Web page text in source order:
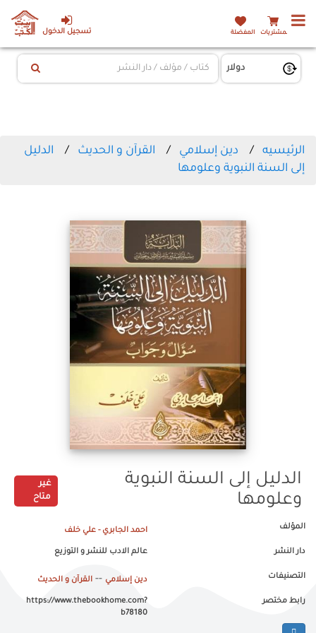
تسجيل الدخول المشتريات المفضلة
الرئيسيه دين إسلامي القرآن و الحديث
الدليل
إلى السنة النبوية وعلومها
الدليل إلى السنة النبوية
وعلومها
غير
متاح
المؤلف احمد الجابري - علي خلف
دار النشر عالم الادب للنشر و التوزيع
التصنيفات دين إسلامي -- القرآن و الحديث
رابط مختصر
https://www.thebookhome.com?
b78180